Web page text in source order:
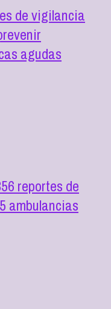
de vigilancia
agudas
reportes de
ambulancias